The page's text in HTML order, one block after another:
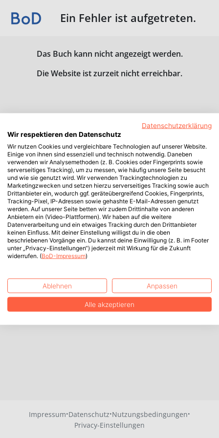
Ein Fehler ist aufgetreten.
Das Buch kann nicht angezeigt werden.
Die Website ist zurzeit nicht erreichbar.
Impressum·Datenschutz·Nutzungsbedingungen·
Privacy-Einstellungen
Datenschutzerklärung
Wir respektieren den Datenschutz
Wir nutzen Cookies und vergleichbare Technologien auf unserer Website.
Einige von ihnen sind essenziell und technisch notwendig. Daneben
verwenden wir Analysemethoden (z. B. Cookies oder Fingerprints sowie
serverseitiges Tracking), um zu messen, wie häufig unsere Seite besucht
und wie sie genutzt wird. Wir verwenden Trackingtechnologien zu
Marketingzwecken und setzen hierzu serverseitiges Tracking sowie auch
Drittanbieter ein, wodurch ggf. geräteübergreifend Cookies, Fingerprints,
Tracking-Pixel, IP-Adressen sowie gehashte E-Mail-Adressen genutzt
werden. Auf unserer Seite betten wir zudem Drittinhalte von anderen
Anbietern ein (Video-Plattformen). Wir haben auf die weitere
Datenverarbeitung und ein etwaiges Tracking durch den Drittanbieter
keinen Einfluss. Mit deiner Einstellung willigst du in die oben
beschriebenen Vorgänge ein. Du kannst deine Einwilligung (z. B. im Footer
unter „Privacy-Einstellungen“) jederzeit mit Wirkung für die Zukunft
widerrufen. (BoD-Impressum)
Ablehnen Anpassen
Alle akzeptieren